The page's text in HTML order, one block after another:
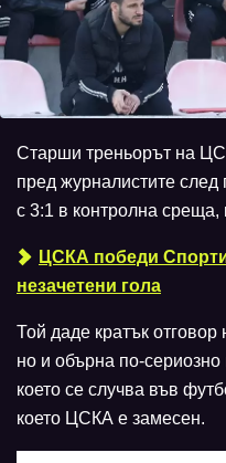
Старши треньорът на
пред журналистите
с 3:1 в контролна среща,
ЦСКА победи
незачетени гола
Той даде кратък
но и обърна по-
което се случва във
което ЦСКА е замесен.